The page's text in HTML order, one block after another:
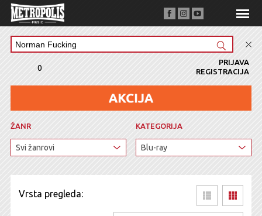
0 REGISTRACIJA
PRIJAVA
KATEGORIJA
ŽANR
Vrsta pregleda: